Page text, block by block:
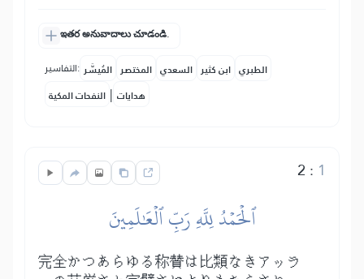
ఇతర అనువాదాలు చూడండి.
التفاسير: المُيسَّر المختصر السعدي ابن كثير الطبري
النفحات المكية | هدايات
2 : 1
ٱلۡحَمۡدُ لِلَّهِ رَبِّ ٱلۡعَٰلَمِينَ
完全かつあらゆる称賛は比類なきアッラ